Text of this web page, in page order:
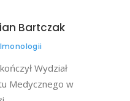
Bartczak
Wydział
Medycznego w